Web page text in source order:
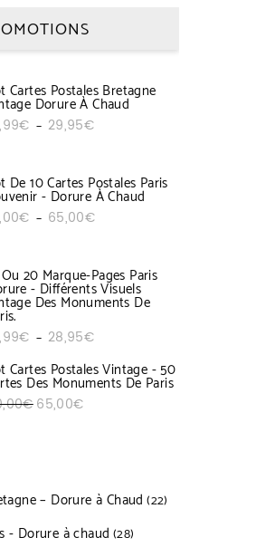
Cartes Postales Bretagne
Dorure À Chaud
€ – 29,95€Plage de prix : 15,99€ à 29,95€
De 10 Cartes Postales Paris
- Dorure À Chaud
€ – 65,00€Plage de prix : 15,00€ à 65,00€
20 Marque-Pages Paris
- Différents Visuels
Des Monuments De
€ – 28,95€Plage de prix : 15,99€ à 28,95€
Cartes Postales Vintage - 50
Des Monuments De Paris
€Le prix initial était : 90,00€.
65,00€Le prix actuel est : 65,00€.
– Dorure à Chaud 2222 produits
- Dorure à chaud 2828 produits